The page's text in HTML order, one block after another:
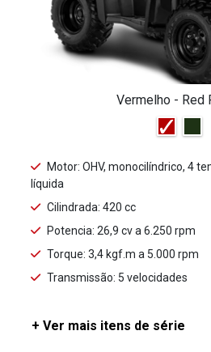
Vermelho - Red
Motor: OHV, monocilíndrico, 4
líquida
Cilindrada: 420 cc
Potencia: 26,9 cv a 6.250 rpm
Torque: 3,4 kgf.m a 5.000 rpm
Transmissão: 5 velocidades
+ Ver mais itens de série